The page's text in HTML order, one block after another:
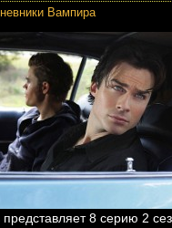
Вампира
8 серию 2